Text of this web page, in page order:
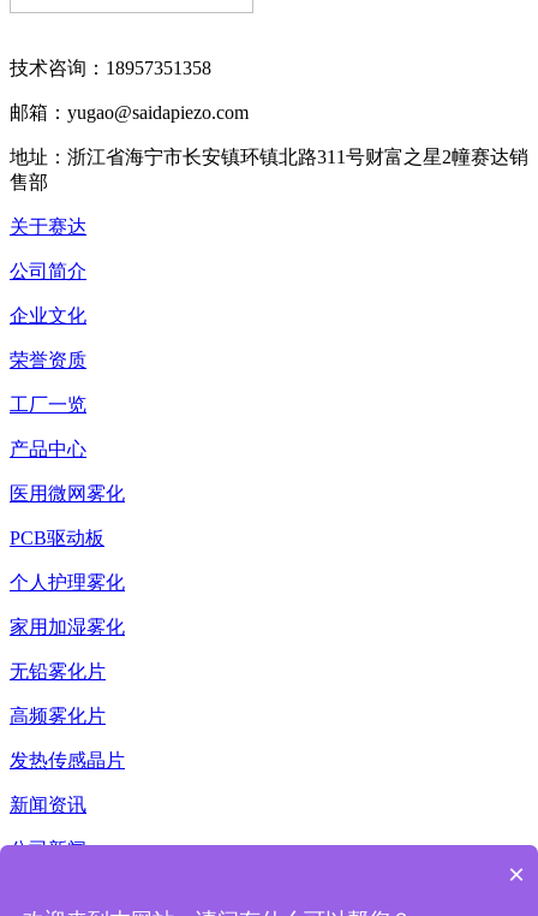
技术咨询：18957351358
邮箱：yugao@saidapiezo.com
地址：浙江省海宁市长安镇环镇北路311号财富之星2幢赛达销
售部
关于赛达
公司简介
企业文化
荣誉资质
工厂一览
产品中心
医用微网雾化
PCB驱动板
个人护理雾化
家用加湿雾化
无铅雾化片
高频雾化片
发热传感晶片
新闻资讯
公司新闻
×